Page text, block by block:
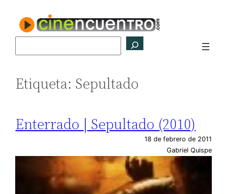
contenido
Etiqueta: Sepultado
Enterrado | Sepultado (2010)
18 de febrero de 2011
Gabriel Quispe